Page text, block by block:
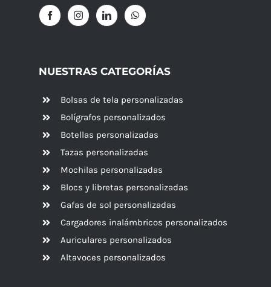
NUESTRAS CATEGORÍAS
Bolsas de tela personalizadas
Bolígrafos personalizados
Botellas personalizadas
Tazas personalizadas
Mochilas personalizadas
Blocs y libretas personalizadas
Gafas de sol personalizadas
Cargadores inalámbricos personalizados
Auriculares personalizados
Altavoces personalizados